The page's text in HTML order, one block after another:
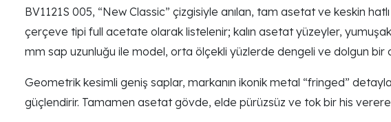
BV1121S 005, “New Classic” çizgisiyle anılan, tam asetat ve keskin
çerçeve tipi full acetate olarak listelenir; kalın asetat yüzeyler,
mm sap uzunluğu ile model, orta ölçekli yüzlerde dengeli ve dolgun bir
Geometrik kesimli geniş saplar, markanın ikonik metal “fringed”
güçlendirir. Tamamen asetat gövde, elde pürüzsüz ve tok bir his